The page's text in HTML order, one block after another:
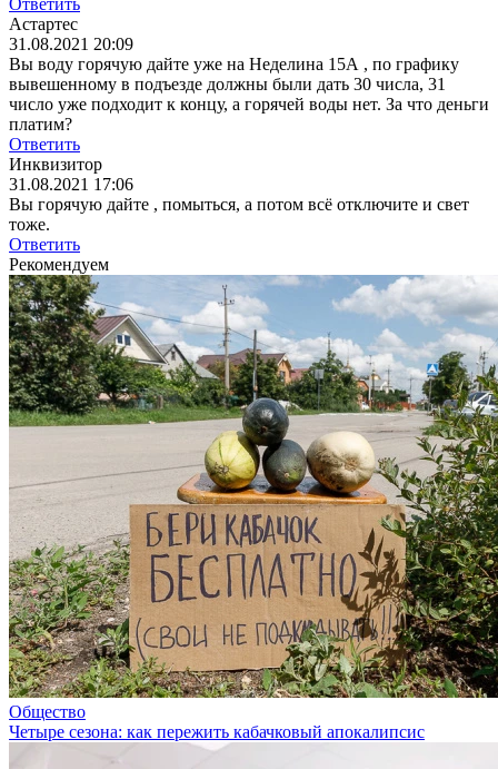
Ответить
Астартес
31.08.2021 20:09
Вы воду горячую дайте уже на Неделина 15А , по графику
вывешенному в подъезде должны были дать 30 числа, 31
число уже подходит к концу, а горячей воды нет. За что деньги
платим?
Ответить
Инквизитор
31.08.2021 17:06
Вы горячую дайте , помыться, а потом всё отключите и свет
тоже.
Ответить
Рекомендуем
Общество
Четыре сезона: как пережить кабачковый апокалипсис